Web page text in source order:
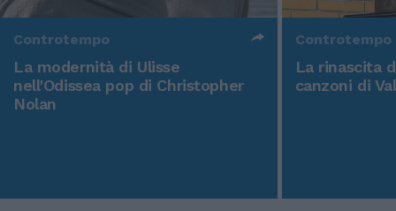
Controtempo
La modernità di Ulisse
nell'Odissea pop di Christopher
Nolan
Controtempo
La rinascita
canzoni di